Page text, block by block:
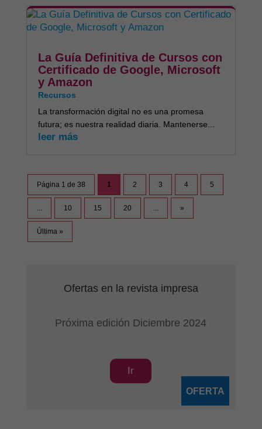
La Guía Definitiva de Cursos con
Certificado de Google, Microsoft
y Amazon
Recursos
La transformación digital no es una promesa
futura; es nuestra realidad diaria. Mantenerse...
leer más
Página 1 de 38 1 2 3 4 5
... 10 15 20 ... »
Última »
Ofertas en la revista impresa
Próxima edición Diciembre 2024
Ir
OFERTA